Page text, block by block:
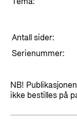
Styresett
For
fornybar
Nyttige
Historie
Kontakt oss
Norads
Antall sider:
Serienummer:
NB!
ikke bestilles på